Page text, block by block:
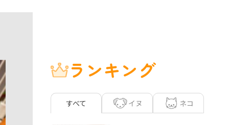
ランキング
すべて イヌ ネコ